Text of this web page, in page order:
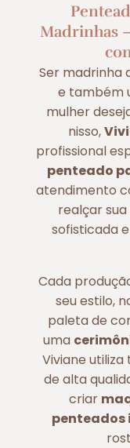
Madrinhas
Ser madrinha
e também
mulher
nisso,
profissional
penteado
atendimento
realçar
sofisticada
Cada
seu estilo,
paleta de
uma
Viviane
de alta
criar
penteados